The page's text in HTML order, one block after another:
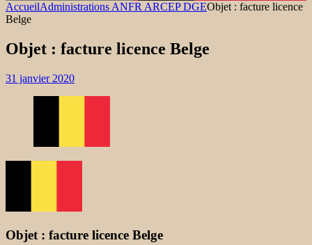
AccueilAdministrations ANFR ARCEP DGEObjet : facture licence
Belge
Objet : facture licence Belge
31 janvier 2020
Objet : facture licence Belge